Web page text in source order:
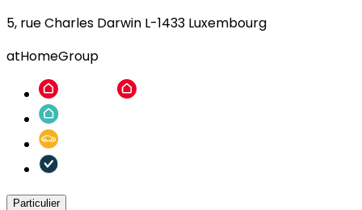
5, rue Charles Darwin L-1433 Luxembourg
atHomeGroup
Particulier